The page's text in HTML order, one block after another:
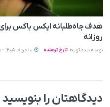
هدف جاه‌طلبانه ایکس باکس برای
روزانه
نوشته شده توسط تارخ ترهنده
دیدگاهتان را بنویسید